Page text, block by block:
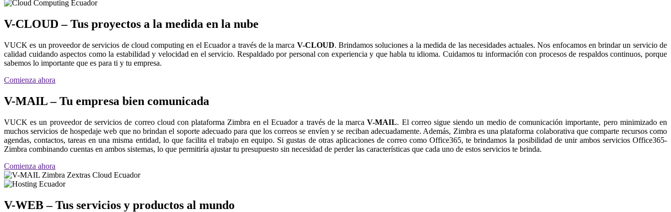
V-CLOUD – Tus proyectos a la medida en la nube
VUCK es un proveedor de servicios de cloud computing en el Ecuador a través de la marca V-CLOUD. Brindamos soluciones a la medida de las necesidades actuales. Nos enfocamos en brindar un servicio de
calidad cuidando aspectos como la estabilidad y velocidad en el servicio. Respaldado por personal con experiencia y que habla tu idioma. Cuidamos tu información con procesos de respaldos continuos, porque
sabemos lo importante que es para ti y tu empresa.
Comienza ahora
V-MAIL – Tu empresa bien comunicada
VUCK es un proveedor de servicios de correo cloud con plataforma Zimbra en el Ecuador a través de la marcaV-MAIL. El correo sigue siendo un medio de comunicación importante, pero minimizado en
muchos servicios de hospedaje web que no brindan el soporte adecuado para que los correos se envíen y se reciban adecuadamente. Además, Zimbra es una plataforma colaborativa que comparte recursos como
agendas, contactos, tareas en una misma entidad, lo que facilita el trabajo en equipo. Si gustas de otras aplicaciones de correo como Office365, te brindamos la posibilidad de unir ambos servicios Office365-
Zimbra combinando cuentas en ambos sistemas, lo que permitiría ajustar tu presupuesto sin necesidad de perder las características que cada uno de estos servicios te brinda.
Comienza ahora
V-WEB – Tus servicios y productos al mundo